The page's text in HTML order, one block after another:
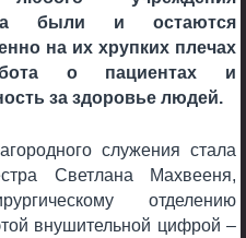
были и остаются
на их хрупких плечах
о пациентах и
за здоровье людей.
служения стала
Светлана Махвееня,
отделению
внушительной цифрой –